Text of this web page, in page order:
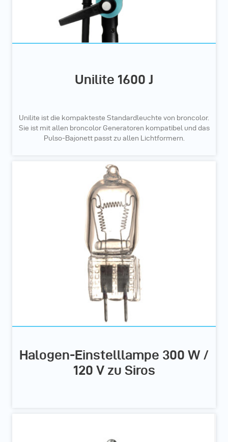
Unilite 1600 J
Unilite ist die kompakteste Standardleuchte von broncolor.
Sie ist mit allen broncolor Generatoren kompatibel und das
Pulso-Bajonett passt zu allen Lichtformern.
Halogen-Einstelllampe 300 W /
120 V zu Siros